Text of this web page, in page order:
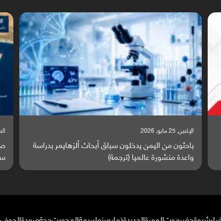
السبت, 23 مايو, 2026
صراع دولي يتصاعد قرب اليمن والبحر الأحمر يتحول إلى
ساحة مواجهة عالمية (ترجمة)